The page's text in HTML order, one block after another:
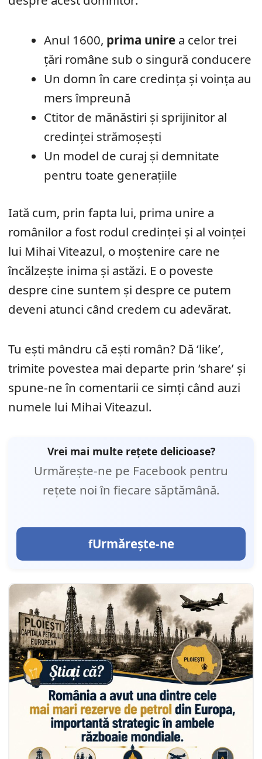
Anul 1600, prima unire a celor trei
țări române sub o singură conducere
Un domn în care credința și voința au
mers împreună
Ctitor de mănăstiri și sprijinitor al
credinței strămoșești
Un model de curaj și demnitate
pentru toate generațiile
Iată cum, prin fapta lui, prima unire a
românilor a fost rodul credinței și al voinței
lui Mihai Viteazul, o moștenire care ne
încălzește inima și astăzi. E o poveste
despre cine suntem și despre ce putem
deveni atunci când credem cu adevărat.
Tu ești mândru că ești român? Dă ‘like’,
trimite povestea mai departe prin ‘share’ și
spune-ne în comentarii ce simți când auzi
numele lui Mihai Viteazul.
Vrei mai multe rețete delicioase?
Urmărește-ne pe Facebook pentru
rețete noi în fiecare săptămână.
Urmărește-ne